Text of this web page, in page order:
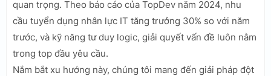
quan trọng. Theo báo cáo của TopDev năm 2024, nhu
cầu tuyển dụng nhân lực IT tăng trưởng 30% so với năm
trước, và kỹ năng tư duy logic, giải quyết vấn đề luôn nằm
trong top đầu yêu cầu.
Nắm bắt xu hướng này, chúng tôi mang đến giải pháp đột